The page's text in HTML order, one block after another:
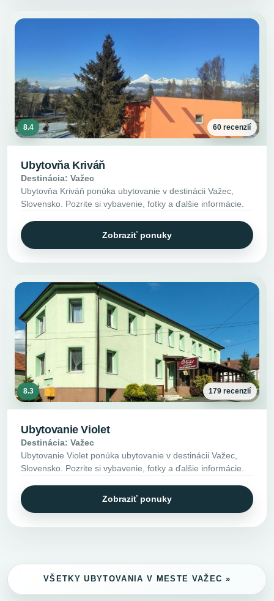
8.4 60 recenzií
Ubytovňa Kriváň
Destinácia: Važec
Ubytovňa Kriváň ponúka ubytovanie v destinácii Važec,
Slovensko. Pozrite si vybavenie, fotky a ďalšie informácie.
Zobraziť ponuky
8.3 179 recenzií
Ubytovanie Violet
Destinácia: Važec
Ubytovanie Violet ponúka ubytovanie v destinácii Važec,
Slovensko. Pozrite si vybavenie, fotky a ďalšie informácie.
Zobraziť ponuky
VŠETKY UBYTOVANIA V MESTE VAŽEC »